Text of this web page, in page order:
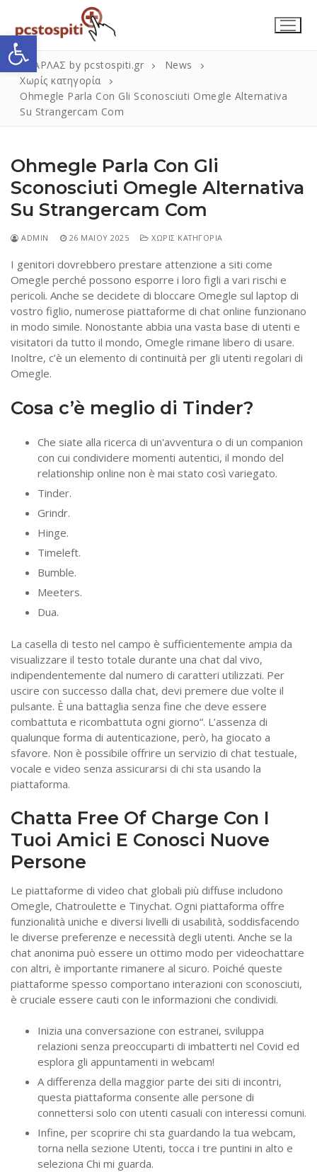
Ανοίξτε τη γραμμή εργαλείων
περιεχόμενο
Αναζήτηση
Submit
Η Εταιρεία
Επικοινωνία
ΣΚΑΡΛΑΣ by pcstospiti.gr
News
Χωρίς κατηγορία
Ohmegle Parla Con Gli Sconosciuti Omegle Alternativa
Su Strangercam Com
Ohmegle Parla Con Gli
Sconosciuti Omegle Alternativa
Su Strangercam Com
ADMIN 26 ΜΑΪ́ΟΥ 2025 ΧΩΡΊΣ ΚΑΤΗΓΟΡΊΑ
I genitori dovrebbero prestare attenzione a siti come
Omegle perché possono esporre i loro figli a vari rischi e
pericoli. Anche se decidete di bloccare Omegle sul laptop di
vostro figlio, numerose piattaforme di chat online funzionano
in modo simile. Nonostante abbia una vasta base di utenti e
visitatori da tutto il mondo, Omegle rimane libero di usare.
Inoltre, c’è un elemento di continuità per gli utenti regolari di
Omegle.
Cosa c’è meglio di Tinder?
Che siate alla ricerca di un'avventura o di un companion
con cui condividere momenti autentici, il mondo del
relationship online non è mai stato così variegato.
Tinder.
Grindr.
Hinge.
Timeleft.
Bumble.
Meeters.
Dua.
La casella di testo nel campo è sufficientemente ampia da
visualizzare il testo totale durante una chat dal vivo,
indipendentemente dal numero di caratteri utilizzati. Per
uscire con successo dalla chat, devi premere due volte il
pulsante. È una battaglia senza fine che deve essere
combattuta e ricombattuta ogni giorno“. L’assenza di
qualunque forma di autenticazione, però, ha giocato a
sfavore. Non è possibile offrire un servizio di chat testuale,
vocale e video senza assicurarsi di chi sta usando la
piattaforma.
Chatta Free Of Charge Con I
Tuoi Amici E Conosci Nuove
Persone
Le piattaforme di video chat globali più diffuse includono
Omegle, Chatroulette e Tinychat. Ogni piattaforma offre
funzionalità uniche e diversi livelli di usabilità, soddisfacendo
le diverse preferenze e necessità degli utenti. Anche se la
chat anonima può essere un ottimo modo per videochattare
con altri, è importante rimanere al sicuro. Poiché queste
piattaforme spesso comportano interazioni con sconosciuti,
è cruciale essere cauti con le informazioni che condividi.
Inizia una conversazione con estranei, sviluppa
relazioni senza preoccuparti di imbatterti nel Covid ed
esplora gli appuntamenti in webcam!
A differenza della maggior parte dei siti di incontri,
questa piattaforma consente alle persone di
connettersi solo con utenti casuali con interessi comuni.
Infine, per scoprire chi sta guardando la tua webcam,
torna nella sezione Utenti, tocca i tre puntini in alto e
seleziona Chi mi guarda.